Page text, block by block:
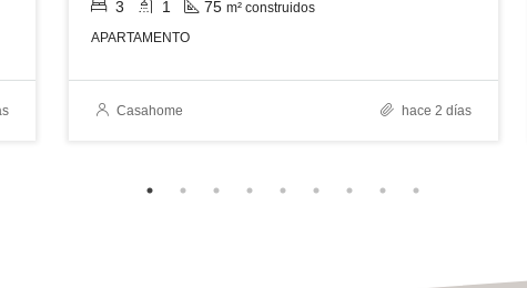
3 1 75 m² construidos
APARTAMENTO
Casahome hace 2 días